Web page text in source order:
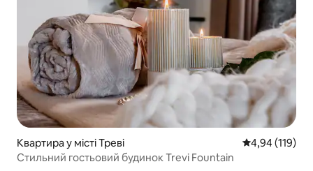
Квартира у місті Треві Середня
4,94 (119)
Стильний гостьовий будинок Trevi Fountain